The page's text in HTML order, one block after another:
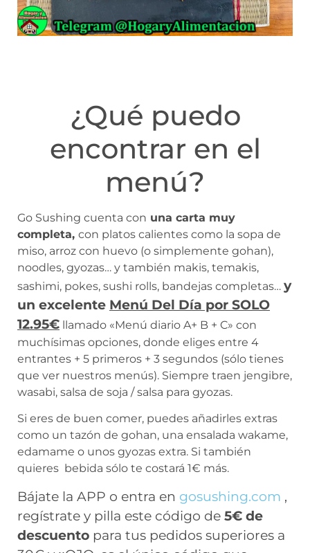
¿Qué puedo
encontrar en el
menú?
Go Sushing cuenta con una carta muy
completa, con platos calientes como la sopa de
miso, arroz con huevo (o simplemente gohan),
noodles, gyozas… y también makis, temakis,
sashimi, pokes, sushi rolls, bandejas completas… y
un excelente Menú Del Día por SOLO
12.95€ llamado «Menú diario A+ B + C» con
muchísimas opciones, donde eliges entre 4
entrantes + 5 primeros + 3 segundos (sólo tienes
que ver nuestros menús). Siempre traen jengibre,
wasabi, salsa de soja / salsa para gyozas.
Si eres de buen comer, puedes añadirles extras
como un tazón de gohan, una ensalada wakame,
edamame o unos gyozas extra. Si también
quieres bebida sólo te costará 1€ más.
Bájate la APP o entra en gosushing.com ,
regístrate y pilla este código de 5€ de
descuento para tus pedidos superiores a